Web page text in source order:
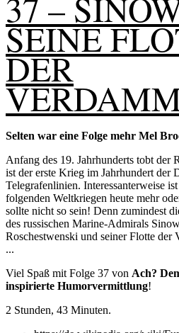
SEINE
DER
Selten war eine Folge mehr Mel
Anfang des 19. Jahrhunderts tobt der
ist der erste Krieg im Jahrhundert der
Telegrafenlinien. Interessanterweise
folgenden Weltkriegen heute mehr
sollte nicht so sein! Denn zumindest
des russischen Marine-Admirals
Roschestwenski und seiner Flotte der
...
Viel Spaß mit Folge 37 von Ach?
inspirierte Humorvermittlung!
2 Stunden, 43 Minuten.